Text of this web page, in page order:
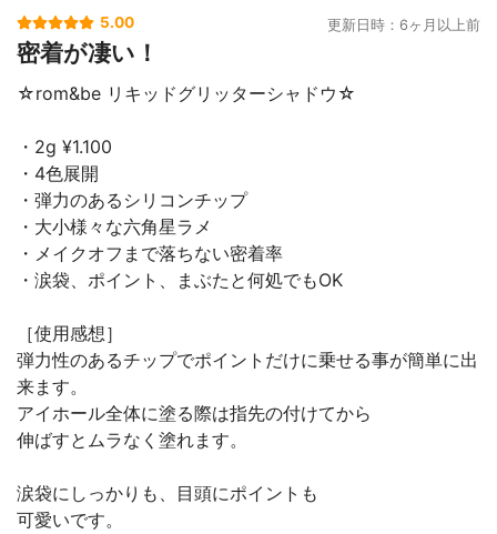
5.00 更新日時：6ヶ月以上前
密着が凄い！
☆rom&be リキッドグリッターシャドウ☆
・2g ¥1.100
・4色展開
・弾力のあるシリコンチップ
・大小様々な六角星ラメ
・メイクオフまで落ちない密着率
・涙袋、ポイント、まぶたと何処でもOK
［使用感想］
弾力性のあるチップでポイントだけに乗せる事が簡単に出
来ます。
アイホール全体に塗る際は指先の付けてから
伸ばすとムラなく塗れます。
涙袋にしっかりも、目頭にポイントも
可愛いです。